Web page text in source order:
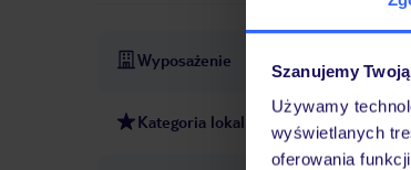
Szanujemy
Używamy
wyświetlanych
oferowania
Wyposażenie Recepcja 24h
Kategoria lokalna 4 gwiazdki